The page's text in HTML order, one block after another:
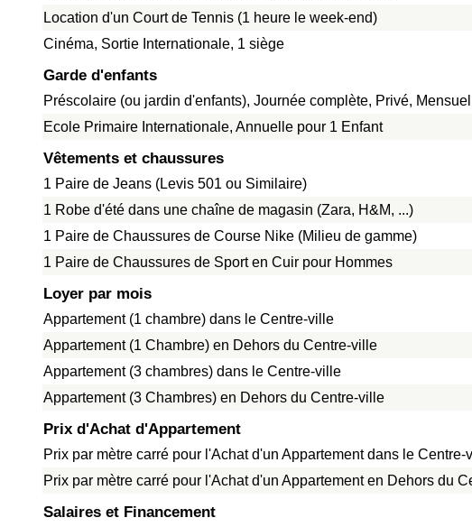
Location d'un Court de Tennis (1 heure le week-end)
Cinéma, Sortie Internationale, 1 siège
Garde d'enfants
Préscolaire (ou jardin d'enfants), Journée complète, Privé,
Ecole Primaire Internationale, Annuelle pour 1 Enfant
Vêtements et chaussures
1 Paire de Jeans (Levis 501 ou Similaire)
1 Robe d'été dans une chaîne de magasin (Zara, H&M, ...)
1 Paire de Chaussures de Course Nike (Milieu de gamme)
1 Paire de Chaussures de Sport en Cuir pour Hommes
Loyer par mois
Appartement (1 chambre) dans le Centre-ville
Appartement (1 Chambre) en Dehors du Centre-ville
Appartement (3 chambres) dans le Centre-ville
Appartement (3 Chambres) en Dehors du Centre-ville
Prix d'Achat d'Appartement
Prix par mètre carré pour l'Achat d'un Appartement dans le Centre-
Prix par mètre carré pour l'Achat d'un Appartement en Dehors du
Salaires et Financement